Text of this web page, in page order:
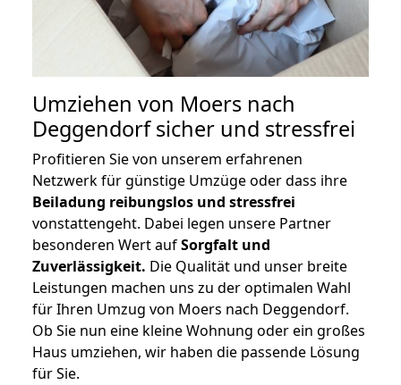
Umziehen von Moers nach
Deggendorfsicher und stressfrei
Profitieren Sie von unserem erfahrenen
Netzwerk für günstige Umzüge oder dass ihre
Beiladung reibungslos und stressfrei
vonstattengeht. Dabei legen unsere Partner
besonderen Wert aufSorgfalt und
Zuverlässigkeit. Die Qualität und unser breite
Leistungen machen uns zu der optimalen Wahl
für Ihren Umzug von Moers nach Deggendorf.
Ob Sie nun eine kleine Wohnung oder ein großes
Haus umziehen, wir haben die passende Lösung
für Sie.